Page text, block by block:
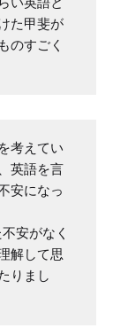
た甲斐が
のすごく
考えてい
英語を言
安になっ
安がなく
解して思
りまし